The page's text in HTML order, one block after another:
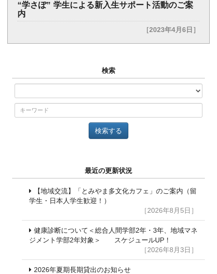
“学さぽ” 学生による新入生サポート活動のご案
内
［2023年4月6日］
検索
最近の更新状況
【地域交流】「とみやま多文化カフェ」のご案内（留
学生・日本人学生歓迎！）
［2026年8月5日］
健康診断について＜総合人間学部2年・3年、地域マネ
ジメント学部2年対象＞ スケジュールUP！
［2026年8月3日］
2026年夏期長期貸出のお知らせ